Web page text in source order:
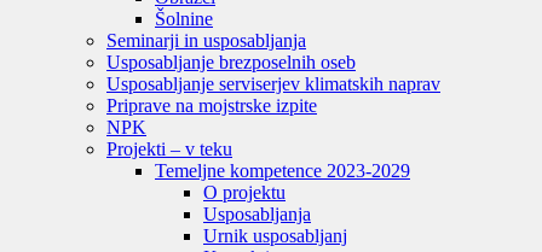
Šolnine
Seminarji in usposabljanja
Usposabljanje brezposelnih oseb
Usposabljanje serviserjev klimatskih naprav
Priprave na mojstrske izpite
NPK
Projekti – v teku
Temeljne kompetence 2023-2029
O projektu
Usposabljanja
Urnik usposabljanj